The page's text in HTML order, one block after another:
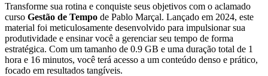
Transforme sua rotina e conquiste seus objetivos com o aclamado
curso Gestão de Tempo de Pablo Marçal. Lançado em 2024, este
material foi meticulosamente desenvolvido para impulsionar sua
produtividade e ensinar você a gerenciar seu tempo de forma
estratégica. Com um tamanho de 0.9 GB e uma duração total de 1
hora e 16 minutos, você terá acesso a um conteúdo denso e prático,
focado em resultados tangíveis.